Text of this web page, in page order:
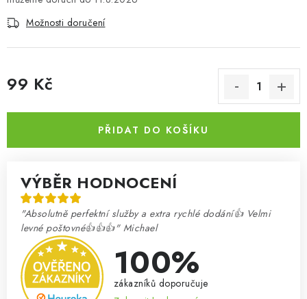
Možnosti doručení
99 Kč
PŘIDAT DO KOŠÍKU
VÝBĚR HODNOCENÍ
"Absolutně perfektní služby a extra rychlé dodání👍 Velmi
levné poštovné👍👍👍" Michael
100%
zákazníků doporučuje